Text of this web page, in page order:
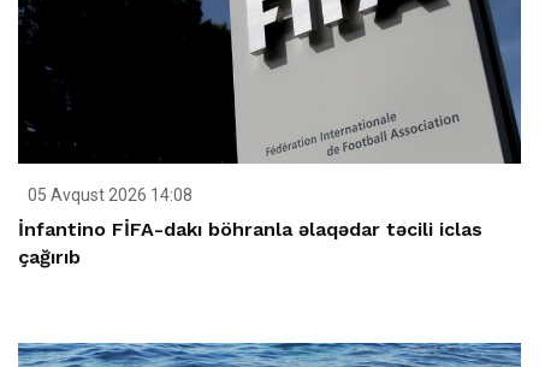
05 Avqust 2026 14:08
İnfantino FİFA-dakı böhranla əlaqədar təcili iclas
çağırıb